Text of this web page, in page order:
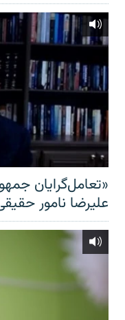
«تعامل‌گرایان
علیرضا نامور